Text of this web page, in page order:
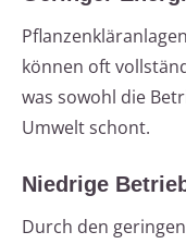
können oft
was sowohl die
Umwelt schont.
Niedrige
Durch den